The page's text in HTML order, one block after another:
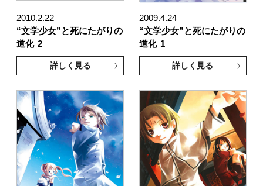
2010.2.22
“文学少女”と死にたがりの
道化 2
詳しく見る
2009.4.24
“文学少女”と死にたがりの
道化 1
詳しく見る